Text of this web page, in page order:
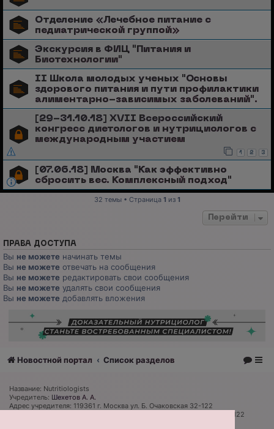
Отделение «Лечебное питание с
педиатрической группой»
Экскурсия в ФИЦ "Питания и
Биотехнологии"
II Школа молодых ученых "Основы
здорового питания и пути профилактики
алиментарно-зависимых заболеваний".
[29-31.10.18] XVII Всероссийский
конгресс диетологов и нутрициологов с
международным участием
1 2 3
[07.06.18] Москва "Как эффективно
сбросить вес. Комплексный подход"
32 темы • Страница 1 из 1
Перейти
ПРАВА ДОСТУПА
Вы не можете начинать темы
Вы не можете отвечать на сообщения
Вы не можете редактировать свои сообщения
Вы не можете удалять свои сообщения
Вы не можете добавлять вложения
Новостной портал Список разделов
Название: Nutritiologists
Учредитель: Шехетов А. А.
Адрес учредителя: 119361 г. Москва ул. Б. Очаковская 32-122
Адрес редакции и издателя: 119361 г. Москва ул. Б. Очаковская 32-122